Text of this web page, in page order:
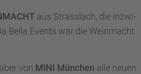
aus Strass­lach, die inzwi­
Bella Events war die Weinmacht
von MINI München alle neuen